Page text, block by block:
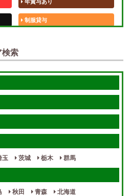
年賞与あり
制服貸与
入店祝金あり
健全店で安心！
保証制度完備
寮完備
終電後店泊OK
検索
玉 茨城 栃木 群馬
秋田 青森 北海道